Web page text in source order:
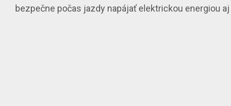
bezpečne počas jazdy napájať elektrickou energiou aj